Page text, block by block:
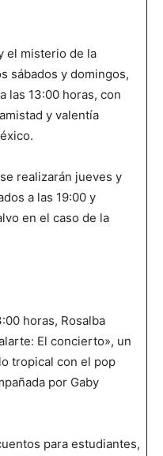
el misterio de la
sábados y domingos,
las 13:00 horas, con
y valentía
realizarán jueves y
a las 19:00 y
en el caso de la
horas, Rosalba
El concierto», un
tropical con el pop
por Gaby
para estudiantes,